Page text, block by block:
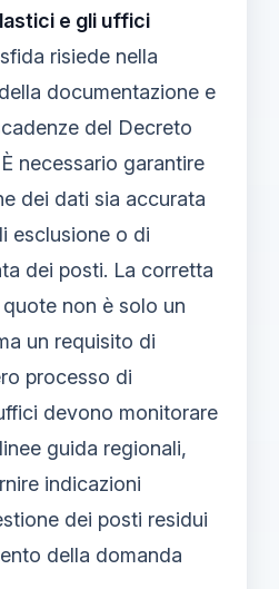
e gli uffici
risiede nella
documentazione e
del Decreto
necessario garantire
dei dati sia accurata
esclusione o di
dei posti. La corretta
non è solo un
un requisito di
processo di
devono monitorare
guida regionali,
indicazioni
dei posti residui
della domanda